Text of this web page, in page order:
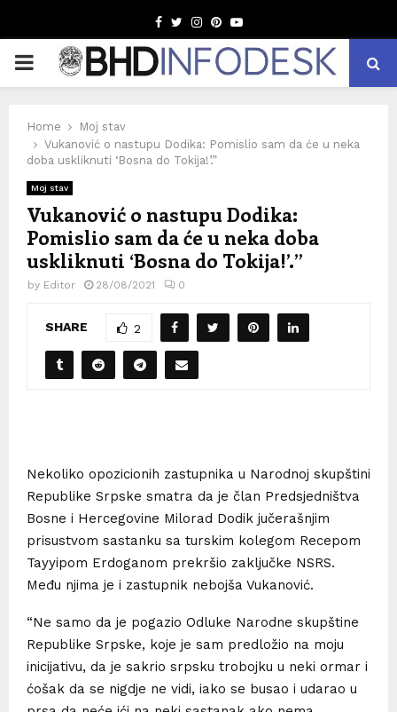
Facebook
TwitterInstagram
Pinterest
Youtube
PRIMARY
Home
Moj stav
Vukanović o nastupu Dodika: Pomislio sam da će u neka
doba uskliknuti ‘Bosna do Tokija!’.”
Moj stav
Vukanović o nastupu Dodika:
Pomislio sam da će u neka doba
uskliknuti ‘Bosna do Tokija!’.”
by Editor 28/08/2021 0
SHARE 2
Nekoliko opozicionih zastupnika u Narodnoj skupštini
Republike Srpske smatra da je član Predsjedništva
Bosne i Hercegovine Milorad Dodik jučerašnjim
prisustvom sastanku sa turskim kolegom Recepom
Tayyipom Erdoganom prekršio zaključke NSRS.
Među njima je i zastupnik nebojša Vukanović.
“Ne samo da je pogazio Odluke Narodne skupštine
Republike Srpske, koje je sam predložio na moju
inicijativu, da je sakrio srpsku trobojku u neki ormar i
ćošak da se nigdje ne vidi, iako se busao i udarao u